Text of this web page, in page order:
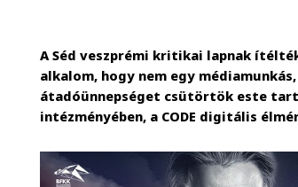
A Séd veszprémi kritikai lapnak
alkalom, hogy nem egy
átadóünnepséget csütörtök este
intézményében, a CODE digitális